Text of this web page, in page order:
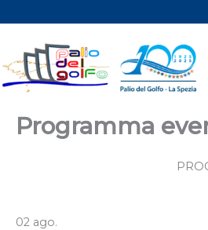
al
contenuto
Programma
02 ago.